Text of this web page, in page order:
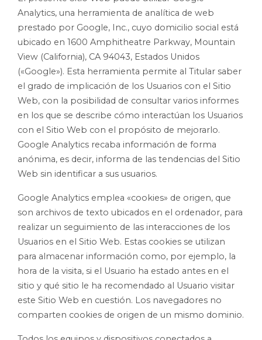
Analytics, una herramienta de analítica de web
prestado por Google, Inc., cuyo domicilio social está
ubicado en 1600 Amphitheatre Parkway, Mountain
View (California), CA 94043, Estados Unidos
(«Google»). Esta herramienta permite al Titular saber
el grado de implicación de los Usuarios con el Sitio
Web, con la posibilidad de consultar varios informes
en los que se describe cómo interactúan los Usuarios
con el Sitio Web con el propósito de mejorarlo.
Google Analytics recaba información de forma
anónima, es decir, informa de las tendencias del Sitio
Web sin identificar a sus usuarios.
Google Analytics emplea «cookies» de origen, que
son archivos de texto ubicados en el ordenador, para
realizar un seguimiento de las interacciones de los
Usuarios en el Sitio Web. Estas cookies se utilizan
para almacenar información como, por ejemplo, la
hora de la visita, si el Usuario ha estado antes en el
sitio y qué sitio le ha recomendado al Usuario visitar
este Sitio Web en cuestión. Los navegadores no
comparten cookies de origen de un mismo dominio.